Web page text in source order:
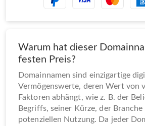
Warum hat dieser
festen Preis?
Domainnamen sind einzigartige
Vermögenswerte, deren Wert von
Faktoren abhängt, wie z. B. der
Begriffs, seiner Kürze, der
potenziellen Nutzung. Da jeder